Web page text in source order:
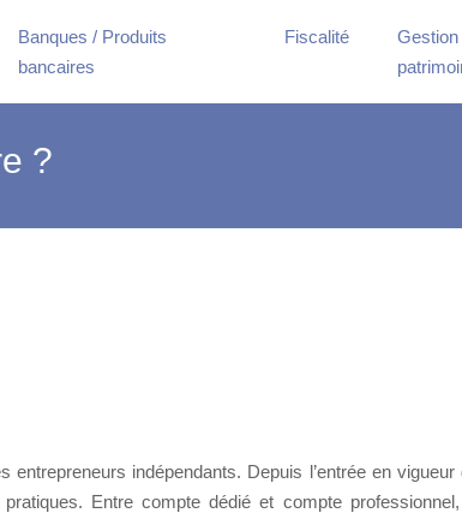
Banques / Produits
bancaires
Fiscalité
Gestion
?
indépendants. Depuis l’entrée en
Entre compte dédié et compte